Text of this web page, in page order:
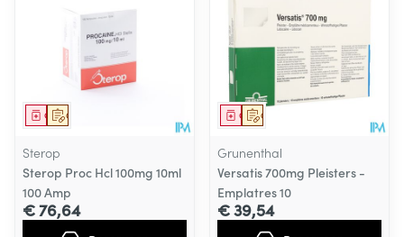
Op voorschrift
Geneesmiddel
Sterop
Sterop Proc Hcl 100mg 10ml
100 Amp
€ 76,64
Op voorschrift
Geneesmiddel
Grunenthal
Versatis 700mg Pleisters -
Emplatres 10
€ 39,54